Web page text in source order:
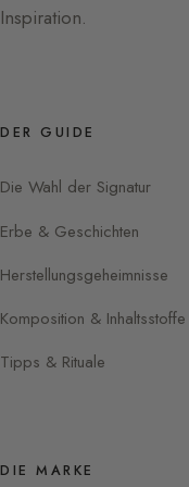
Inspiration.
DER GUIDE
Die Wahl der Signatur
Erbe & Geschichten
Herstellungsgeheimnisse
Komposition & Inhaltsstoffe
Tipps & Rituale
DIE MARKE